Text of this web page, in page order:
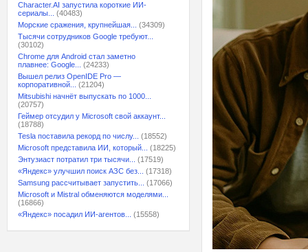
Character.AI запустила короткие ИИ-
сериалы...
(40483)
Морские сражения, крупнейшая...
(34309)
Тысячи сотрудников Google требуют...
(30102)
Chrome для Android стал заметно
плавнее: Google...
(24233)
Вышел релиз OpenIDE Pro —
корпоративной...
(21204)
Mitsubishi начнёт выпускать по 1000...
(20757)
Геймер отсудил у Microsoft свой аккаунт...
(18788)
Tesla поставила рекорд по числу...
(18552)
Microsoft представила ИИ, который...
(18225)
Энтузиаст потратил три тысячи...
(17519)
«Яндекс» улучшил поиск АЗС без...
(17318)
Samsung рассчитывает запустить...
(17066)
Microsoft и Mistral обменяются моделями...
(16866)
«Яндекс» посадил ИИ-агентов...
(15558)